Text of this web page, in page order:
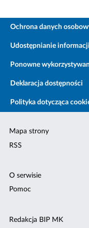
Ochrona danych
Udostępnianie
Ponowne
Deklaracja dostępności
Polityka dotycząca
Mapa strony
RSS
O serwisie
Pomoc
Redakcja BIP MK